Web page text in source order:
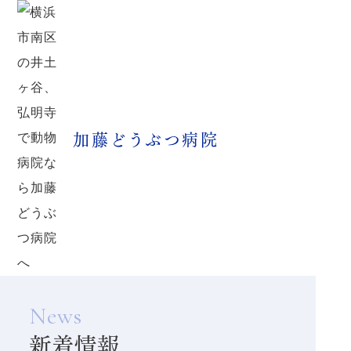
加藤どうぶつ病院
News
新着情報